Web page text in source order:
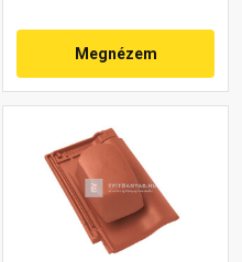
Megnézem